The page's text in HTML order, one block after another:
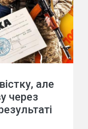
але
через